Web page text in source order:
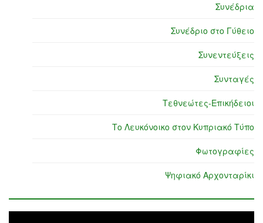
Συνέδρια
Συνέδριο στο Γύθειο
Συνεντεύξεις
Συνταγές
Τεθνεώτες-Επικήδειοι
Το Λευκόνοικο στον Κυπριακό Τύπο
Φωτογραφίες
Ψηφιακό Αρχονταρίκι